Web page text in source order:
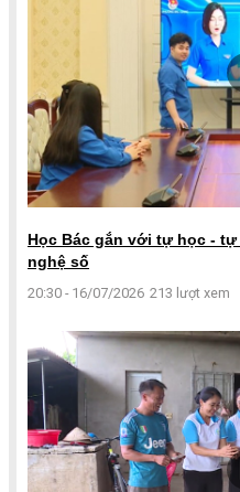
Học Bác gắn với tự học -
nghệ số
20:30 - 16/07/2026 213 lượt xem